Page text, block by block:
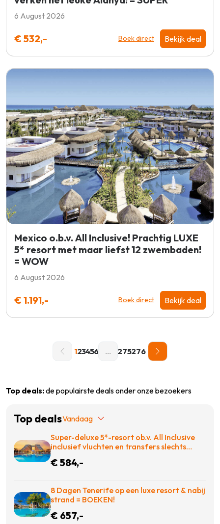
6 August 2026
€ 532,- Boek direct Bekijk deal
Mexico o.b.v. All Inclusive! Prachtig LUXE
5* resort met maar liefst 12 zwembaden!
= WOW
6 August 2026
€ 1.191,- Boek direct Bekijk deal
123456 ... 275276
Top deals:de populairste deals onder onze bezoekers
Top dealsVandaag
Super-deluxe 5*-resort ob.v. All Inclusive
inclusief vluchten en transfers slechts
€ 584,-
8 Dagen Tenerife op een luxe resort & nabij
strand = BOEKEN!
€ 657,-